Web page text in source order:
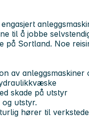
til å jobbe
på Sortland. Noe
av anleggsmaskiner
skade på utstyr
og utstyr.
hører til